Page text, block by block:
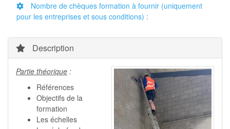
Nombre de chèques formation à fournir (uniquement
pour les entreprises et sous conditions) :
Description
Partie théorique :
Références
Objectifs de la
formation
Les échelles